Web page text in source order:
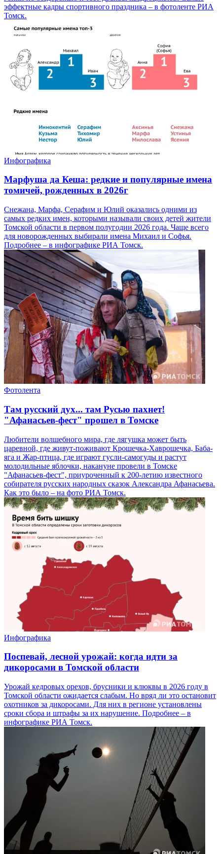
эффектные кадры спортивного праздника – в фотоленте РИА
Томск.
Инфографика
Марфуша да Кеша: редкие и популярные имена
томичей, рожденных в 2026г
Снежана, Марфа, Серафим и Юлий оказались одними из
самых редких имен, которыми называли своих детей жители
Томской области в первом полугодии 2026 года. Чаще всего
для новорожденных выбирали имена Михаил и Софья.
Подробнее – в инфографике РИА Томск.
Фотолента
Там русский дух... там Русью пахнет!
"Афанасьев-фест" прошел в Томске
Любители волшебного мира, где лягушка может быть
царевной, где живут-поживают Крошечка-Хаврошечка, Баба-
яга и Жар-птица, где играют гусли-самогуды и растут
молодильные яблочки, накануне провели в Томске
"Афанасьев-фест", приуроченный к 200-летию известного
собирателя русских народных сказок Александра Афанасьева.
Как это было – на фото РИА Томск.
Инфографика
Поспевай, лесной урожай: когда идти за
дикоросами в Томской области
Урожай кедровых орехов, брусники и клюквы в 2026 году в
Томской области ожидается слабым. Но вряд ли это остановит
охотников за дикоросами. Для них в регионе установлены
сроки сбора и штрафы за их нарушение. Подробнее – в
инфографике РИА Томск.